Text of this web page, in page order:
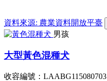
資料來源: 農業資料開放平臺
男孩
大型黃色混種犬
收容編號：LAABG115080703